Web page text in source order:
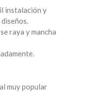
instalación y
raya y mancha
muy popular